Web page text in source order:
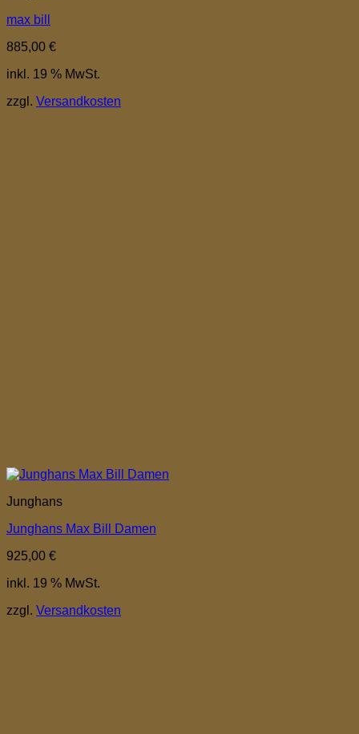
max bill
885,00 €
inkl. 19 % MwSt.
zzgl. Versandkosten
Junghans
Junghans Max Bill Damen
925,00 €
inkl. 19 % MwSt.
zzgl. Versandkosten